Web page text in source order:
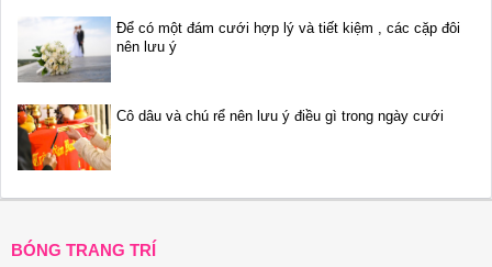
Để có một đám cưới hợp lý và tiết kiệm , các cặp đôi
nên lưu ý
Cô dâu và chú rể nên lưu ý điều gì trong ngày cưới
BÓNG TRANG TRÍ